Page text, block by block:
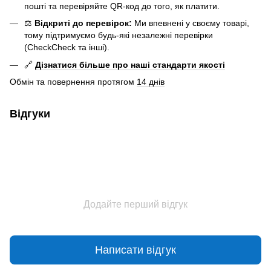
пошті та перевіряйте QR-код до того, як платити.
⚖️ Відкриті до перевірок: Ми впевнені у своєму товарі,
тому підтримуємо будь-які незалежні перевірки
(CheckCheck та інші).
🔗 Дізнатися більше про наші стандарти якості
Обмін та повернення протягом 14 днів
Відгуки
Додайте перший відгук
Написати відгук